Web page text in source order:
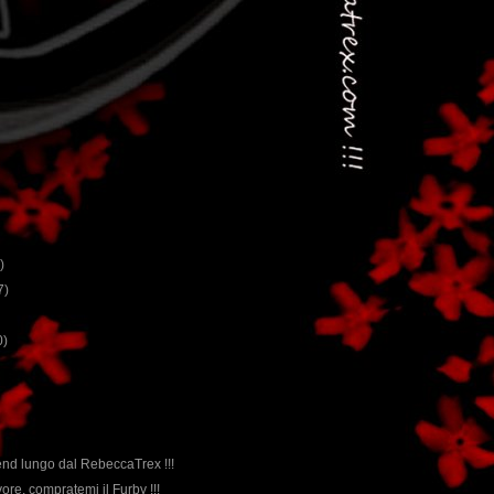
lungo dal RebeccaTrex !!!
compratemi il Furby !!!